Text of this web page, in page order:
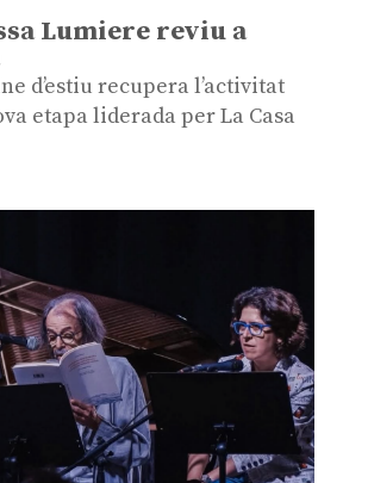
Lumiere reviu a
d’estiu recupera l’activitat
etapa liderada per La Casa